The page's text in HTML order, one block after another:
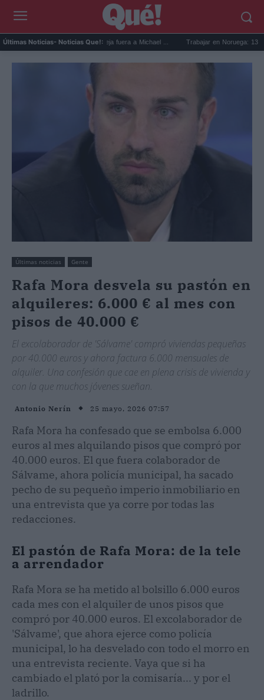
Últimas Noticias- Noticias Que!:
Booker mejor quinteto: deja fuera a Michael ... Trabajar en Noruega: 13.000
Últimas noticias Gente
Rafa Mora desvela su pastón en
alquileres: 6.000 € al mes con
pisos de 40.000 €
El excolaborador de 'Sálvame' compró viviendas pequeñas
por 40.000 euros y ahora factura 6.000 mensuales de
alquiler. Una confesión que cae en plena crisis de vivienda y
con la que muchos jóvenes sueñan.
Antonio Nerín 25 mayo, 2026 07:57
Rafa Mora ha confesado que se embolsa 6.000
euros al mes alquilando pisos que compró por
40.000 euros. El que fuera colaborador de
Sálvame, ahora policía municipal, ha sacado
pecho de su pequeño imperio inmobiliario en
una entrevista que ya corre por todas las
redacciones.
El pastón de Rafa Mora: de la tele
a arrendador
Rafa Mora se ha metido al bolsillo 6.000 euros
cada mes con el alquiler de unos pisos que
compró por 40.000 euros. El excolaborador de
'Sálvame', que ahora ejerce como policía
municipal, lo ha desvelado con todo el morro en
una entrevista reciente. Vaya que si ha
cambiado el plató por la comisaría... y por el
ladrillo.